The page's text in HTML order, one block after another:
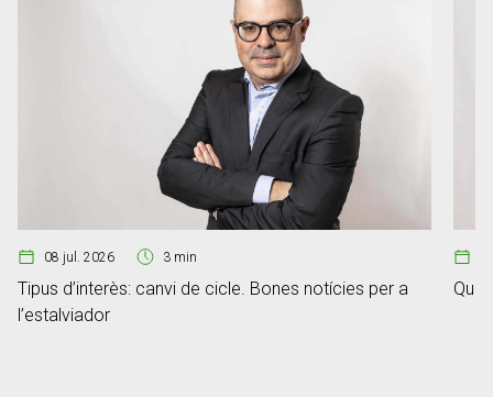
08 jul. 2026 3 min
Tipus d’interès: canvi de cicle. Bones notícies per a
l’estalviador